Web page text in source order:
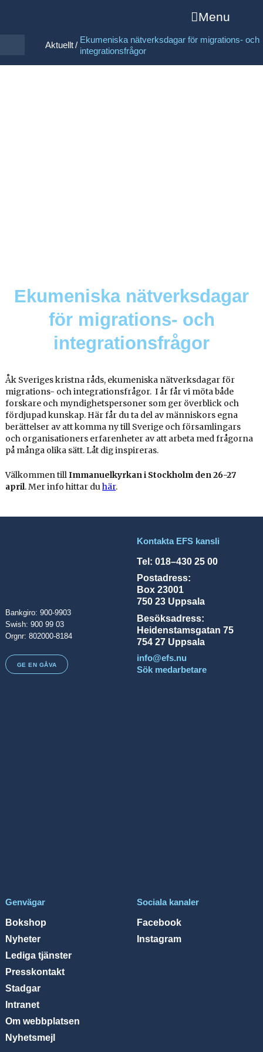
Menu
Aktuellt /
Ekumeniska nätverksdagar för migrations- och
integrationsfrågor
Ekumeniska nätverksdagar
för migrations- och
integrationsfrågor
Åk Sveriges kristna råds, ekumeniska nätverksdagar för
migrations- och integrationsfrågor. I år får vi mötabåde
forskare och myndighetspersoner som ger överblick och
fördjupad kunskap. Här får du ta del av människors egna
berättelser av att komma ny till Sverige och församlingars
och organisationers erfarenheter av att arbeta med frågorna
på många olika sätt. Låt dig inspireras.
Välkommen tillImmanuelkyrkan i Stockholm den 26-27
april. Mer info hittar duhär.
Bankgiro: 900-9903
Swish: 900 99 03
Orgnr: 802000-8184
GE EN GÅVA
Kontakta EFS kansli
Tel: 018–430 25 00
Postadress:
Box 23001
750 23 Uppsala
Besöksadress:
Heidenstamsgatan 75
754 27 Uppsala
info@efs.nu
Sök medarbetare
Genvägar
Bokshop
Nyheter
Lediga tjänster
Presskontakt
Stadgar
Intranet
Om webbplatsen
Nyhetsmejl
Sociala kanaler
Facebook
Instagram